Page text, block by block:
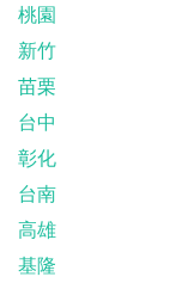
桃園
新竹
苗栗
台中
彰化
台南
高雄
基隆